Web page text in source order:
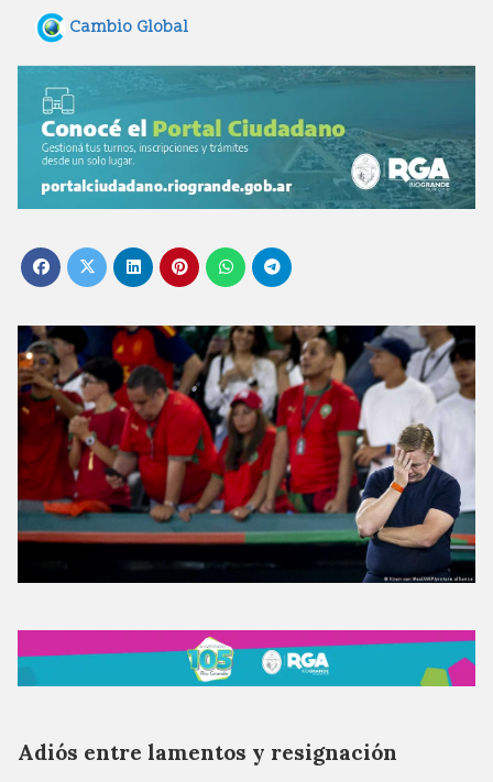
Cambio Global
Adiós entre lamentos y resignación